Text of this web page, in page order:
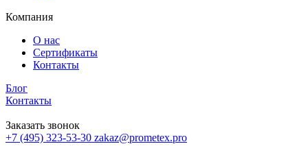
Компания
О нас
Сертификаты
Контакты
Блог
Контакты
Заказать звонок
+7 (495) 323-53-30 zakaz@prometex.pro